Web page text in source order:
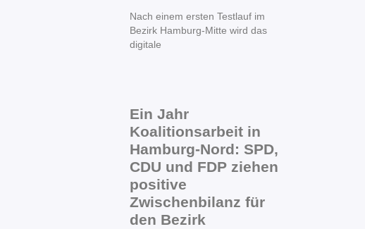
Nach einem ersten Testlauf im
Bezirk Hamburg-Mitte wird das
digitale
Ein Jahr
Koalitionsarbeit in
Hamburg-Nord: SPD,
CDU und FDP ziehen
positive
Zwischenbilanz für
den Bezirk